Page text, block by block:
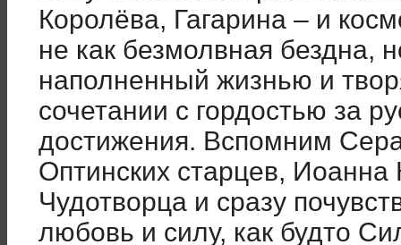
Королёва, Гагарина – и
не как безмолвная бездна,
наполненный жизнью и
сочетании с гордостью за
достижения. Вспомним
Оптинских старцев,
Чудотворца и сразу
любовь и силу, как будто